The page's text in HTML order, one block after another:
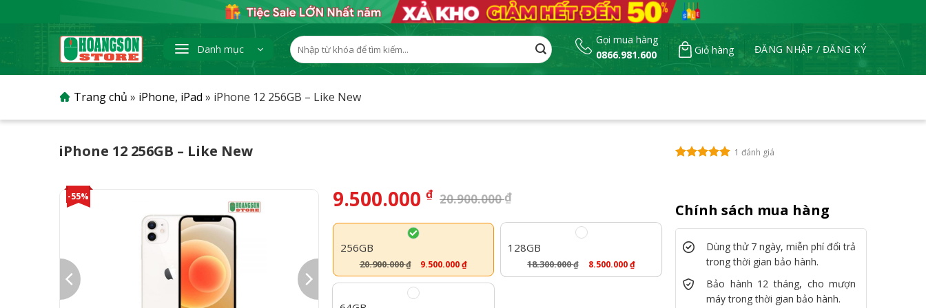
content
Danh mục
Tìm
kiếm:
Gọi mua hàng
0866.981.600
Giỏ hàng ĐĂNG NHẬP / ĐĂNG KÝ
Trang chủ » iPhone, iPad » iPhone 12 256GB – Like New
iPhone 12 256GB – Like New 1 đánh giá
-55% 9.500.000₫ 20.900.000₫
256GB
9.500.000₫
20.900.000₫
128GB
8.500.000₫
18.300.000₫
Chính sách mua hàng
Dùng thử 7 ngày, miễn phí đổi trả
trong thời gian bảo hành.
Bảo hành 12 tháng, cho mượn
máy trong thời gian bảo hành.